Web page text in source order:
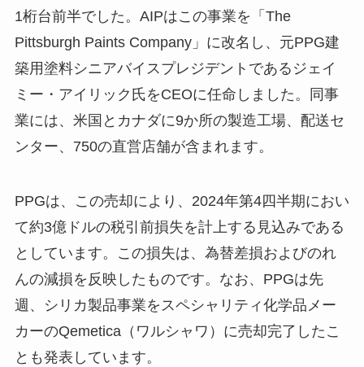
1桁台前半でした。AIPはこの事業を「The
Pittsburgh Paints Company」に改名し、元PPG建
築用塗料シニアバイスプレジデントであるジェイ
ミー・アイリック氏をCEOに任命しました。同事
業には、米国とカナダに9か所の製造工場、配送セ
ンター、750の直営店舗が含まれます。
PPGは、この売却により、2024年第4四半期におい
て約3億ドルの税引前損失を計上する見込みである
としています。この損失は、為替差損およびのれ
んの減損を反映したものです。なお、PPGは先
週、シリカ製品事業をスペシャリティ化学品メー
カーのQemetica（ワルシャワ）に売却完了したこ
とも発表しています。